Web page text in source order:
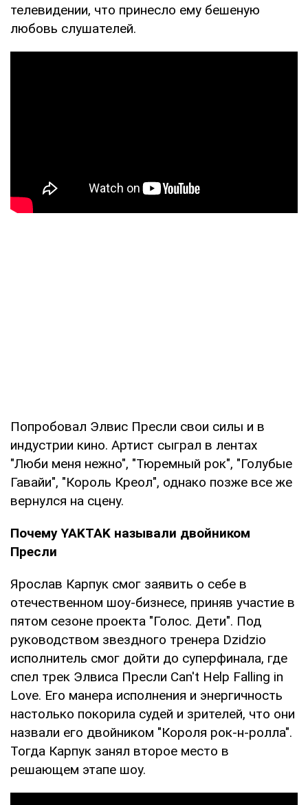
телевидении, что принесло ему бешеную
любовь слушателей.
Попробовал Элвис Пресли свои силы и в
индустрии кино. Артист сыграл в лентах
"Люби меня нежно", "Тюремный рок", "Голубые
Гавайи", "Король Креол", однако позже все же
вернулся на сцену.
Почему YAKTAK называли двойником
Пресли
Ярослав Карпук смог заявить о себе в
отечественном шоу-бизнесе, приняв участие в
пятом сезоне проекта "Голос. Дети". Под
руководством звездного тренера Dzidzio
исполнитель смог дойти до суперфинала, где
спел трек Элвиса Пресли Can't Help Falling in
Love. Его манера исполнения и энергичность
настолько покорила судей и зрителей, что они
назвали его двойником "Короля рок-н-ролла".
Тогда Карпук занял второе место в
решающем этапе шоу.